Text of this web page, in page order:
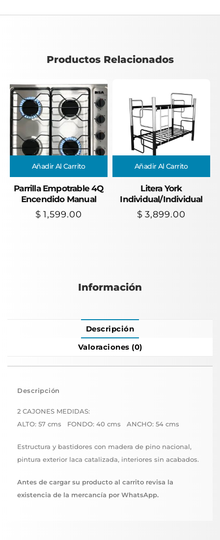
Productos Relacionados
Añadir Al Carrito
Parrilla Empotrable 4Q
Encendido Manual
$ 1,599.00
Añadir Al Carrito
Litera York
Individual/Individual
$ 3,899.00
Información
Descripción
Valoraciones (0)
Descripción
2 CAJONES MEDIDAS:
ALTO: 57 cms FONDO: 40 cms ANCHO: 54 cms
Estructura y bastidores con madera de pino nacional,
pintura exterior laca catalizada, interiores sin acabados.
Antes de cargar su producto al carrito revisa la
existencia de la mercancía por WhatsApp.